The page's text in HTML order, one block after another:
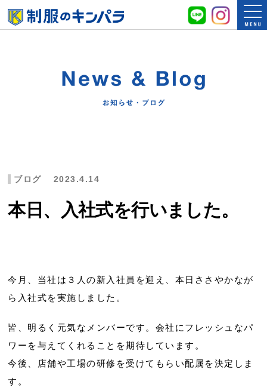
ブログ 2023.4.14
本日、入社式を行いました。
今月、当社は３人の新入社員を迎え、本日ささやかなが
ら入社式を実施しました。
皆、明るく元気なメンバーです。会社にフレッシュなパ
ワーを与えてくれることを期待しています。
今後、店舗や工場の研修を受けてもらい配属を決定しま
す。